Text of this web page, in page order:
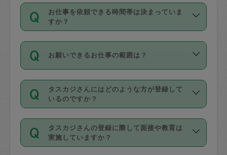
丈夫です。
デビットカード・プリペイドカード（Vプ
リカ、au WALLETなど）は支払にはご利
銀行振込や現金払いも対応していませ
なお、タスカジさんの交通費も、依頼料
金のご請求と合わせてお支払いとなりま
動計算で表示されます。
す。
定期の最低利用回数は設けていない代わ
りに、一定数を超えたキャンセルは有償
（例：毎週定期の場合は３回以上のキャ
ンセルが有償（1200円、隔週定期の場合
は２回以上のキャンセルが有償（1200
交通費は依頼料金とは別途発生し、依頼
料金のご請求と合わせてお支払いとなり
ます。交通費の金額は「依頼の詳細」に
お仕事を依頼できる時間帯は決まっていま
すか？
時間帯は3種類あります。いずれも１回あ
たり３時間です。
・ＡＭ ９時～１２時
・ＰＭ １３時～１６時
・夜 １８時～２１時
開始時間を２時間前後変更することが可
能です。依頼送信後、個別にタスカジさ
お願いできるお仕事の範囲は？
掃除、整理収納、洗濯、買い物、料理、
作り置きです。タスカジさんによってで
きる仕事の範囲が異なりますので、依頼
する前にタスカジさんのプロフィールで
確認してください。
基本的に、高所での作業や危険作業、屋
タスカジさんにはどのような方が登録して
いるのですか？
主婦として長年の家事経験をお持ちの
方、栄養士・調理師といった資格者で保
育園や学校の給食やレストランで料理関
タスカジさんの登録に際して面接や教育は
実施していますか？